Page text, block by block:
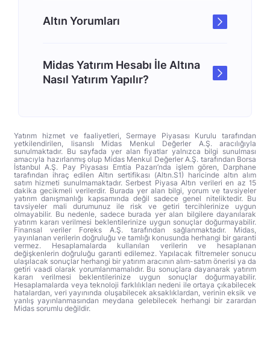
Altın Yorumları
Midas Yatırım Hesabı İle Altına
Nasıl Yatırım Yapılır?
Yatırım hizmet ve faaliyetleri, Sermaye Piyasası Kurulu tarafından
yetkilendirilen, lisanslı Midas Menkul Değerler A.Ş. aracılığıyla
sunulmaktadır. Bu sayfada yer alan fiyatlar yalnızca bilgi sunulması
amacıyla hazırlanmış olup Midas Menkul Değerler A.Ş. tarafından Borsa
İstanbul A.Ş. Pay Piyasası Emtia Pazarı’nda işlem gören, Darphane
tarafından ihraç edilen Altın sertifikası (Altın.S1) haricinde altın alım
satım hizmeti sunulmamaktadır. Serbest Piyasa Altın verileri en az 15
dakika gecikmeli verilerdir. Burada yer alan bilgi, yorum ve tavsiyeler
yatırım danışmanlığı kapsamında değil sadece genel niteliktedir. Bu
tavsiyeler mali durumunuz ile risk ve getiri tercihlerinize uygun
olmayabilir. Bu nedenle, sadece burada yer alan bilgilere dayanılarak
yatırım kararı verilmesi beklentilerinize uygun sonuçlar doğurmayabilir.
Finansal veriler Foreks A.Ş. tarafından sağlanmaktadır. Midas,
yayınlanan verilerin doğruluğu ve tamlığı konusunda herhangi bir garanti
vermez. Hesaplamalarda kullanılan verilerin ve hesaplanan
değişkenlerin doğruluğu garanti edilemez. Yapılacak filtremeler sonucu
ulaşılacak sonuçlar herhangi bir yatırım aracının alım-satım önerisi ya da
getiri vaadi olarak yorumlanmamalıdır. Bu sonuçlara dayanarak yatırım
kararı verilmesi beklentilerinize uygun sonuçlar doğurmayabilir.
Hesaplamalarda veya teknoloji farklılıkları nedeni ile ortaya çıkabilecek
hatalardan, veri yayınında oluşabilecek aksaklıklardan, verinin eksik ve
yanlış yayınlanmasından meydana gelebilecek herhangi bir zarardan
Midas sorumlu değildir.